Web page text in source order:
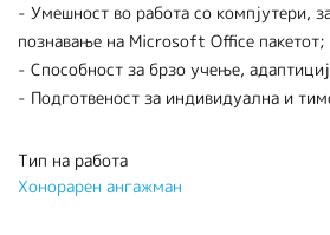
- Умешност во работа со компјутери,
познавање на Microsoft Office пакетот;
- Способност за брзо учење,
- Подготвеност за индивидуална и
Тип на работа
Хонорарен ангажман